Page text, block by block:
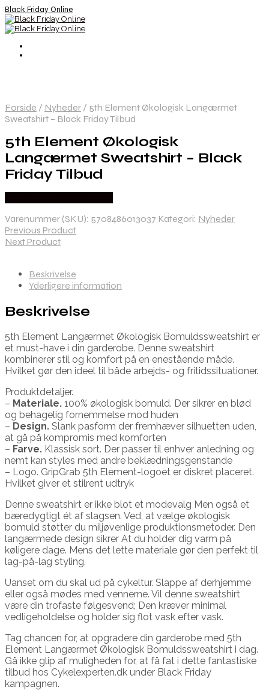
Black Friday Online
Forside / Nyheder / 5th Element Økologisk Langærmet
Sweatshirt – Black Friday Tilbud
5th Element Økologisk
Langærmet Sweatshirt – Black
Friday Tilbud
Varenummer (SKU): 5708486013037 Kategori: Nyheder
Previous Product
Next Product
Beskrivelse
Yderligere information
Beskrivelse
5th Element Langærmet Økologisk Bomuldssweatshirt er
et must-have i din garderobe. Denne sweatshirt
kombinerer stil og komfort på en enestående måde.
Hvilket gør den ideel til både arbejds- og fritidssituationer.
Produktdetaljer.
– Materiale. 100% økologisk bomuld. Der sikrer en blød
og behagelig fornemmelse mod huden
– Design. Slank pasform der fremhæver silhuetten uden,
at gå på kompromis med komforten
– Farve. Klassisk sort. Der passer til enhver anledning og
nemt kan styles med andre beklædningsgenstande
– Logo. GripGrab 5th Element-logoet er diskret placeret.
Hvilket giver et stilrent udtryk
Denne sweatshirt er ikke blot et modevalg Men også et
bæredygtigt ét af slagsen. Ved, at vælge økologisk
bomuld støtter du miljøvenlige produktionsmetoder. Den
langærmede design sikrer At du holder dig varm på
køligere dage. Mens det lette materiale gør den perfekt til
lag-på-lag styling.
Uanset om du skal ud på cykeltur. Slappe af derhjemme
eller også mødes med vennerne. Vil denne sweatshirt
være din trofaste følgesvend; Den kræver minimal
vedligeholdelse og holder sig flot vask efter vask.
Tag chancen for, at opgradere din garderobe med 5th
Element Langærmet Økologisk Bomuldssweatshirt i dag.
Gå ikke glip af muligheden for, at få fat i dette fantastiske
tilbud hos Cykelexperten.dk under Black Friday
kampagnen.